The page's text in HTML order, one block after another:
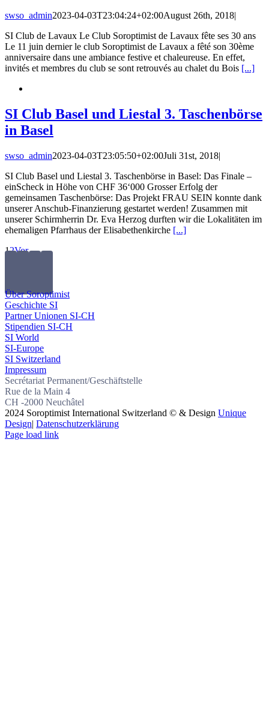
swso_admin2023-04-03T23:04:24+02:00August 26th, 2018|
SI Club de Lavaux Le Club Soroptimist de Lavaux fête ses 30 ans
Le 11 juin dernier le club Soroptimist de Lavaux a fêté son 30ème
anniversaire dans une ambiance festive et chaleureuse. En effet,
invités et membres du club se sont retrouvés au chalet du Bois [...]
SI Club Basel und Liestal 3. Taschenbörse
in Basel
swso_admin2023-04-03T23:05:50+02:00Juli 31st, 2018|
SI Club Basel und Liestal 3. Taschenbörse in Basel: Das Finale –
einScheck in Höhe von CHF 36‘000 Grosser Erfolg der
gemeinsamen Taschenbörse: Das Projekt FRAU SEIN konnte dank
unserer Anschub-Finanzierung gestartet werden! Zusammen mit
unserer Schirmherrin Dr. Eva Herzog durften wir die Lokalitäten im
ehemaligen Pfarrhaus der Elisabethenkirche [...]
12Vor
Über Soroptimist
Geschichte SI
Partner Unionen SI-CH
Stipendien SI-CH
SI World
SI-Europe
SI Switzerland
Impressum
Secrétariat Permanent/Geschäftstelle
Rue de la Main 4
CH -2000 Neuchâtel
2024 Soroptimist International Switzerland © & Design Unique
Design| Datenschutzerklärung
Page load link